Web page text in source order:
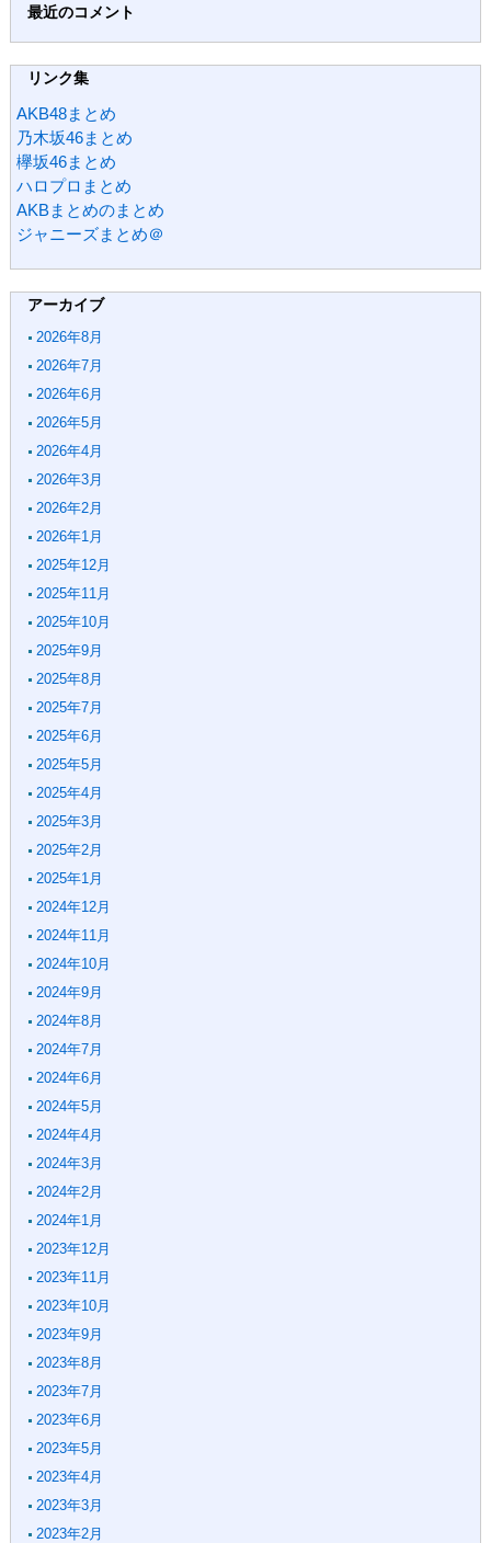
最近のコメント
リンク集
AKB48まとめ
乃木坂46まとめ
欅坂46まとめ
ハロプロまとめ
AKBまとめのまとめ
ジャニーズまとめ＠
アーカイブ
2026年8月
2026年7月
2026年6月
2026年5月
2026年4月
2026年3月
2026年2月
2026年1月
2025年12月
2025年11月
2025年10月
2025年9月
2025年8月
2025年7月
2025年6月
2025年5月
2025年4月
2025年3月
2025年2月
2025年1月
2024年12月
2024年11月
2024年10月
2024年9月
2024年8月
2024年7月
2024年6月
2024年5月
2024年4月
2024年3月
2024年2月
2024年1月
2023年12月
2023年11月
2023年10月
2023年9月
2023年8月
2023年7月
2023年6月
2023年5月
2023年4月
2023年3月
2023年2月